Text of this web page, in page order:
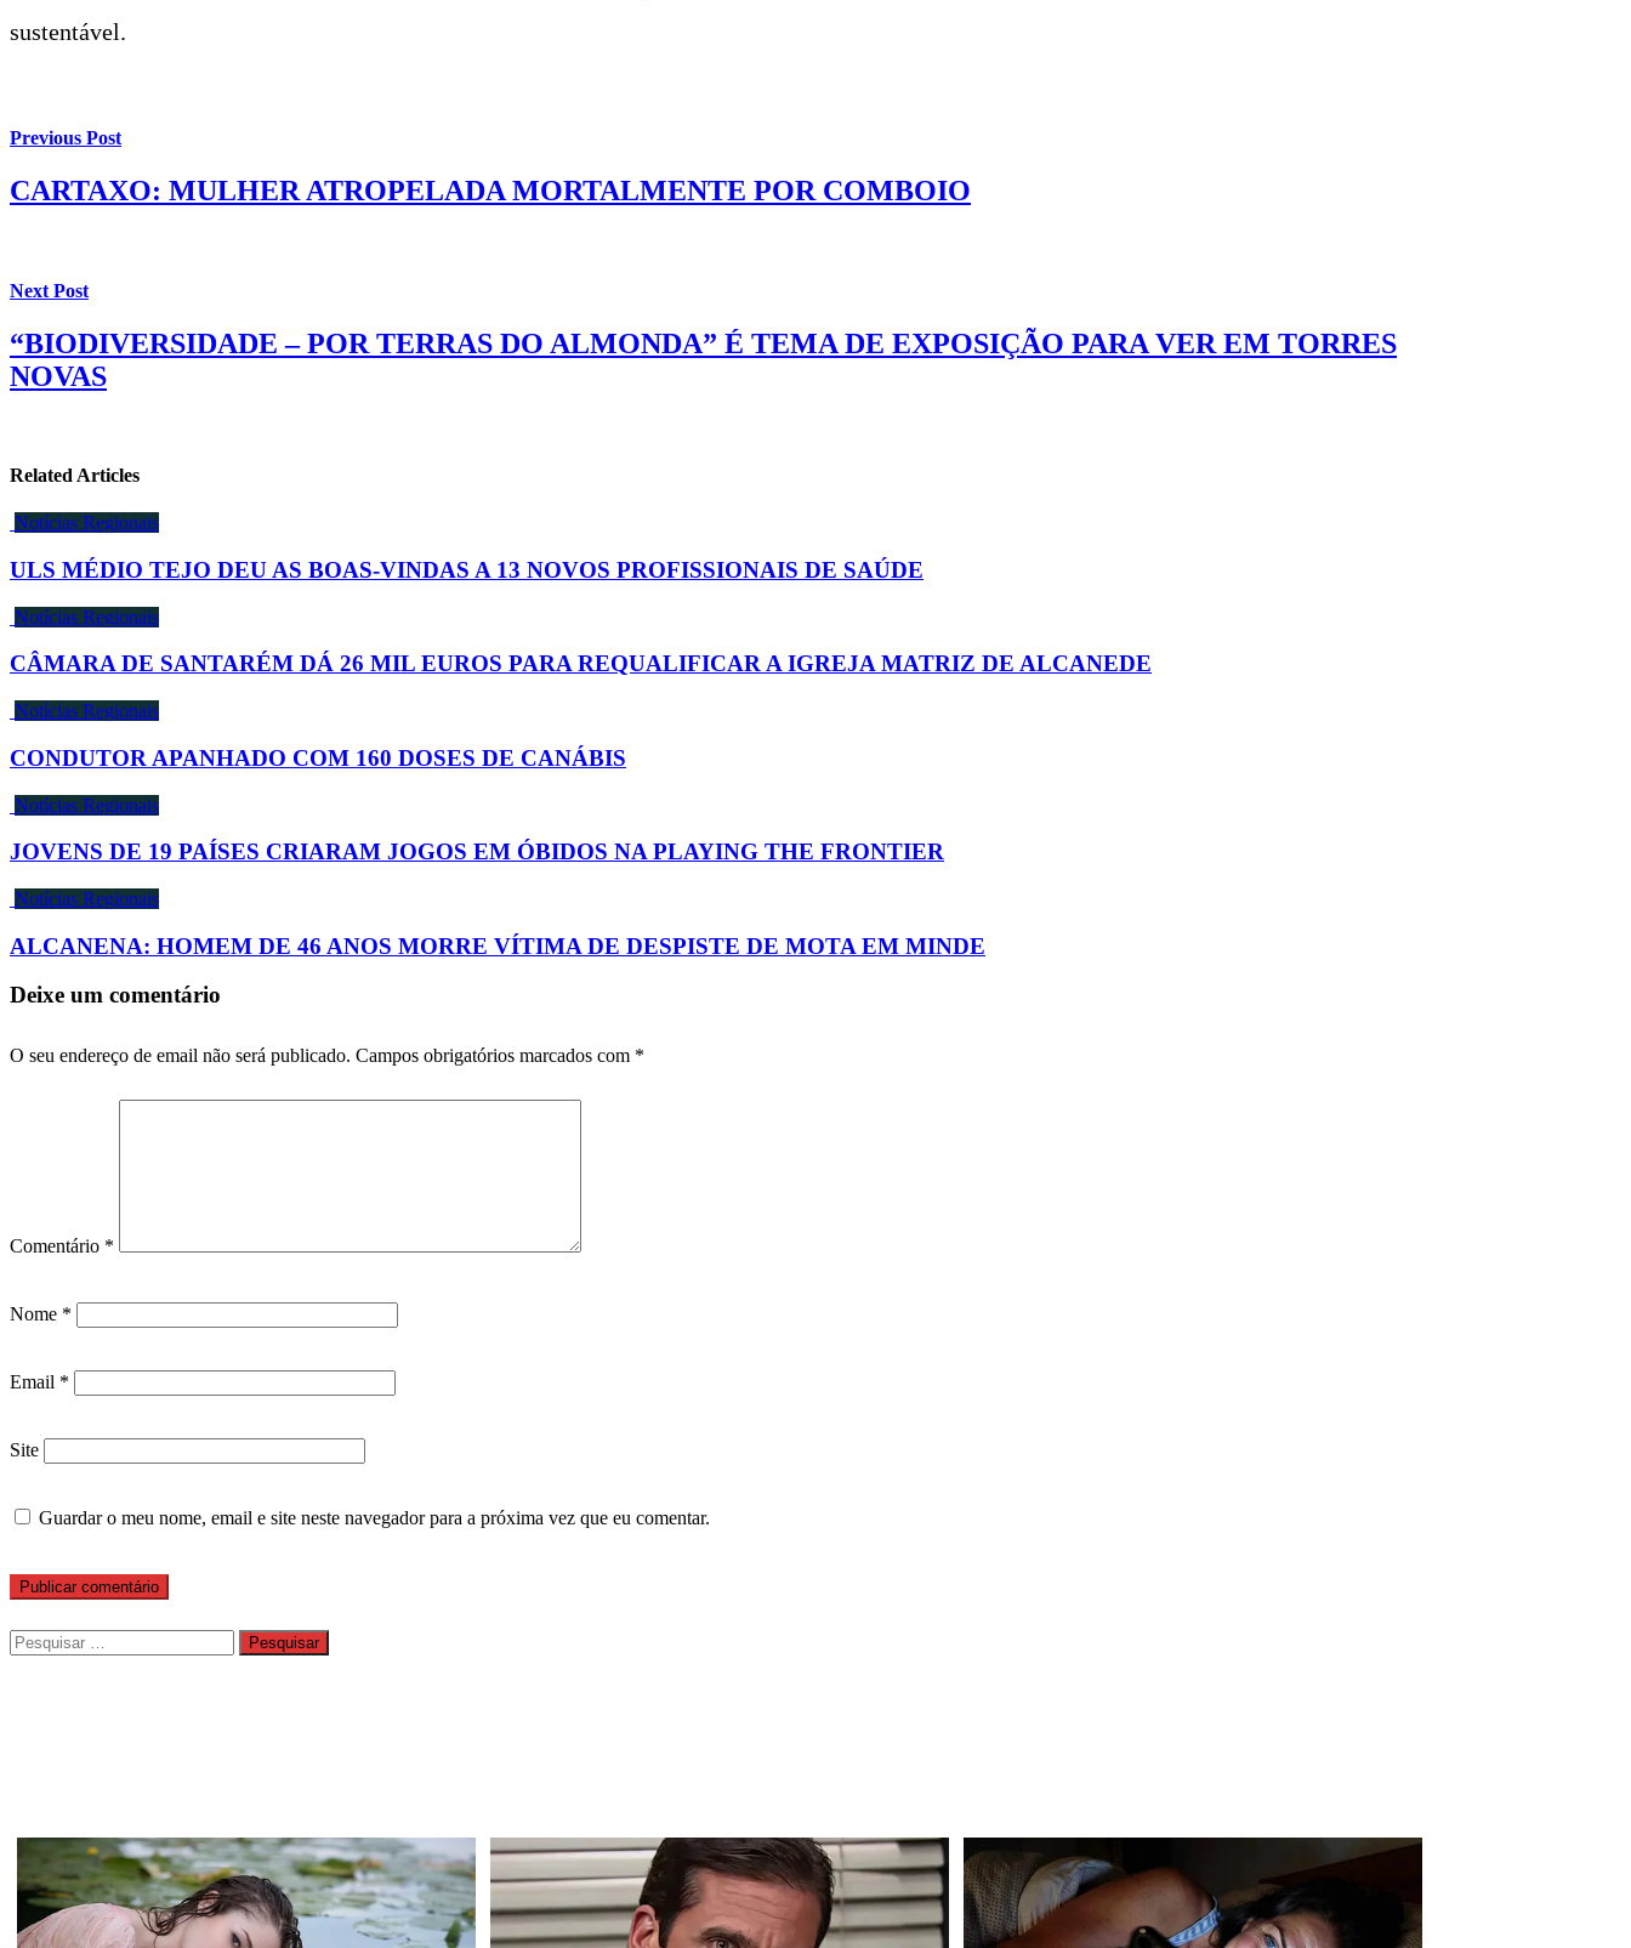
sustentável.
Previous Post
CARTAXO: MULHER ATROPELADA MORTALMENTE POR COMBOIO
Next Post
“BIODIVERSIDADE – POR TERRAS DO ALMONDA” É TEMA DE EXPOSIÇÃO PARA VER EM TORRES
NOVAS
Related Articles
Notícias Regionais
ULS MÉDIO TEJO DEU AS BOAS-VINDAS A 13 NOVOS PROFISSIONAIS DE SAÚDE
Notícias Regionais
CÂMARA DE SANTARÉM DÁ 26 MIL EUROS PARA REQUALIFICAR A IGREJA MATRIZ DE ALCANEDE
Notícias Regionais
CONDUTOR APANHADO COM 160 DOSES DE CANÁBIS
Notícias Regionais
JOVENS DE 19 PAÍSES CRIARAM JOGOS EM ÓBIDOS NA PLAYING THE FRONTIER
Notícias Regionais
ALCANENA: HOMEM DE 46 ANOS MORRE VÍTIMA DE DESPISTE DE MOTA EM MINDE
Deixe um comentário
O seu endereço de email não será publicado. Campos obrigatórios marcados com *
Comentário *
Nome *
Email *
Site
Guardar o meu nome, email e site neste navegador para a próxima vez que eu comentar.
Pesquisar
por: